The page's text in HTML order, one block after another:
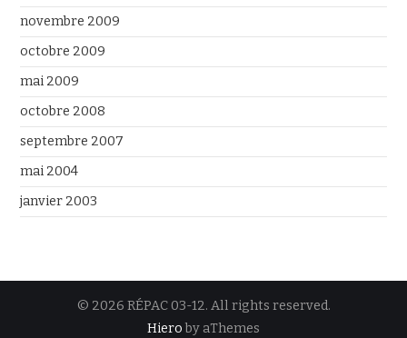
novembre 2009
octobre 2009
mai 2009
octobre 2008
septembre 2007
mai 2004
janvier 2003
© 2026 RÉPAC 03-12. All rights reserved.
Hieroby aThemes